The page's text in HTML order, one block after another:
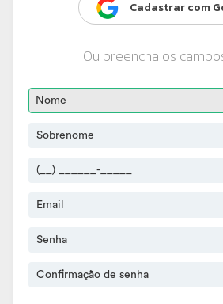
Cadastrar com
Ou preencha os